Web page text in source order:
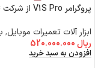
پروگرامر V1S Pro از شرکت JC بدون ماژول
ابزار آلات تعمیرات موبایل,
ریال
افزودن به سبد خرید